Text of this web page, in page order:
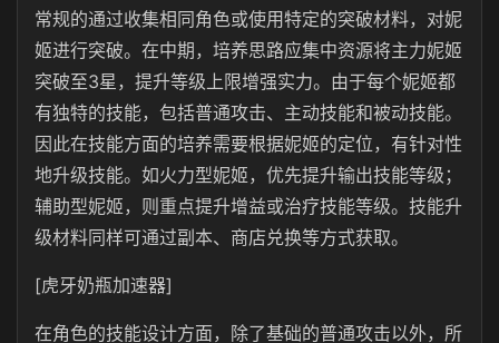
常规的通过收集相同角色或使用特定的突破材料，对妮
姬进行突破。在中期，培养思路应集中资源将主力妮姬
突破至3星，提升等级上限增强实力。由于每个妮姬都
有独特的技能，包括普通攻击、主动技能和被动技能。
因此在技能方面的培养需要根据妮姬的定位，有针对性
地升级技能。如火力型妮姬，优先提升输出技能等级；
辅助型妮姬，则重点提升增益或治疗技能等级。技能升
级材料同样可通过副本、商店兑换等方式获取。
[虎牙奶瓶加速器]
在角色的技能设计方面，除了基础的普通攻击以外，所